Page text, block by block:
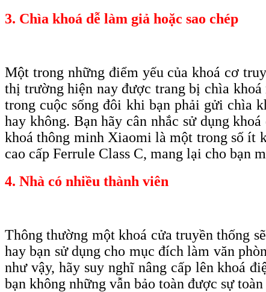
3. Chìa khoá dễ làm giả hoặc sao chép
Một trong những điểm yếu của khoá cơ
thị trường hiện nay được trang bị chìa
trong cuộc sống đôi khi bạn phải gửi chìa
hay không. Bạn hãy cân nhắc sử dụng
khoá thông minh Xiaomi là một trong số ít
cao cấp Ferrule Class C, mang lại cho bạn
4. Nhà có nhiều thành viên
Thông thường một khoá cửa truyền thống
hay bạn sử dụng cho mục đích làm văn
như vậy, hãy suy nghĩ nâng cấp lên khoá
bạn không những vẫn bảo toàn được sự